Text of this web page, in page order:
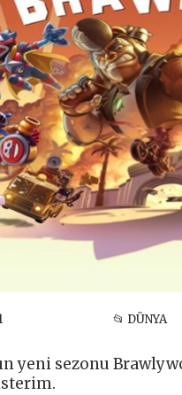
📂 DÜNYA
yeni sezonu